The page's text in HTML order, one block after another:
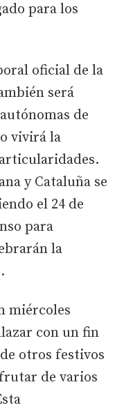
para los
oficial de la
será
de
vivirá la
y Cataluña se
el 24 de
para
la
miércoles
con un fin
otros festivos
de varios